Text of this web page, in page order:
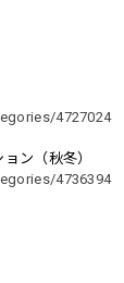
4727024
ン（秋冬）
4736394